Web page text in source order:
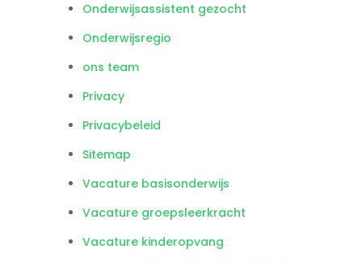
Onderwijsassistent gezocht
Onderwijsregio
ons team
Privacy
Privacybeleid
Sitemap
Vacature basisonderwijs
Vacature groepsleerkracht
Vacature kinderopvang